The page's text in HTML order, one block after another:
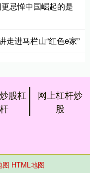
忌惮中国崛起的是
走进马栏山“红色e家”
股杠
杆
网上杠杆炒
股
图 HTML地图